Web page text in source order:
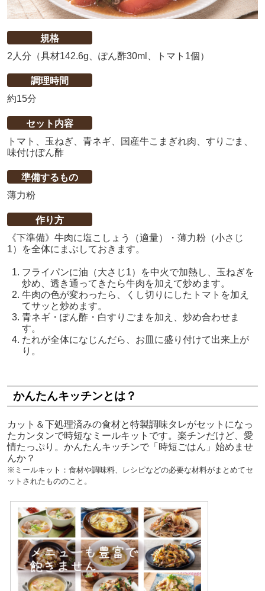
規格
2人分（具材142.6g、ぽん酢30ml、トマト1個）
調理時間
約15分
セット内容
トマト、玉ねぎ、青ネギ、国産牛こまぎれ肉、すりごま、
味付けぽん酢
準備するもの
薄力粉
作り方
《下準備》牛肉に塩こしょう（適量）・薄力粉（小さじ
1）を全体にまぶしておきます。
フライパンに油（大さじ1）を中火で加熱し、玉ねぎを
炒め、透き通ってきたら牛肉を加えて炒めます。
牛肉の色が変わったら、くし切りにしたトマトを加え
てサッと炒めます。
青ネギ・ぽん酢・白すりごまを加え、炒め合わせま
す。
たれが全体になじんだら、お皿に盛り付けて出来上が
り。
かんたんキッチンとは？
カット＆下処理済みの食材と特製調味タレがセットになっ
たカンタンで時短なミールキットです。楽チンだけど、愛
情たっぷり。かんたんキッチンで「時短ごはん」始めませ
んか？
※ミールキット： 食材や調味料、レシピなどの必要な材料がまとめてセ
ットされたもののこと。